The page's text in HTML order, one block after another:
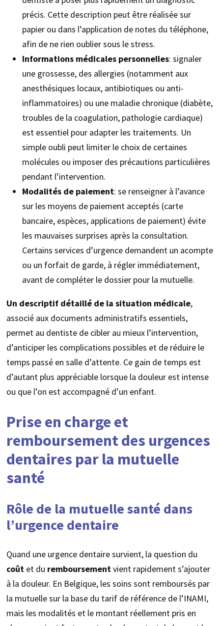
précis. Cette description peut être réalisée sur
papier ou dans l’application de notes du téléphone,
afin de ne rien oublier sous le stress.
Informations médicales personnelles: signaler
une grossesse, des allergies (notamment aux
anesthésiques locaux, antibiotiques ou anti-
inflammatoires) ou une maladie chronique (diabète,
troubles de la coagulation, pathologie cardiaque)
est essentiel pour adapter les traitements. Un
simple oubli peut limiter le choix de certaines
molécules ou imposer des précautions particulières
pendant l’intervention.
Modalités de paiement: se renseigner à l’avance
sur les moyens de paiement acceptés (carte
bancaire, espèces, applications de paiement) évite
les mauvaises surprises après la consultation.
Certains services d’urgence demandent un acompte
ou un forfait de garde, à régler immédiatement,
avant de compléter le dossier pour la mutuelle.
Un descriptif détaillé de la situation médicale,
associé aux documents administratifs essentiels,
permet au dentiste de cibler au mieux l’intervention,
d’anticiper les complications possibles et de réduire le
temps passé en salle d’attente. Ce gain de temps est
d’autant plus appréciable lorsque la douleur est intense
ou que l’on est accompagné d’un enfant.
Prise en charge et
remboursement des urgences
dentaires par la mutuelle
santé
Rôle de la mutuelle santé dans
l’urgence dentaire
Quand une urgence dentaire survient, la question du
coûtet du remboursementvient rapidement s’ajouter
à la douleur. En Belgique, les soins sont remboursés par
la mutuelle sur la base du tarif de référence de l’INAMI,
mais les modalités et le montant réellement pris en